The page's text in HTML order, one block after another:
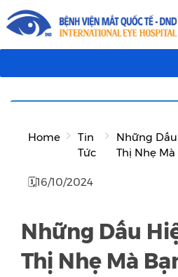
Home
Tin
Tức
Những
Thị Nhẹ
🗓16/10/2024
Những Dấu
Thị Nhẹ Mà